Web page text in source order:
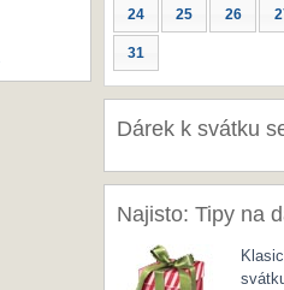
24 25 26
31
Dárek k svátku
Najisto: Tipy na